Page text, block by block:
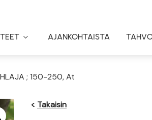
Toggle
AJANKOHTAISTA
; 150-250, At
< Takaisin